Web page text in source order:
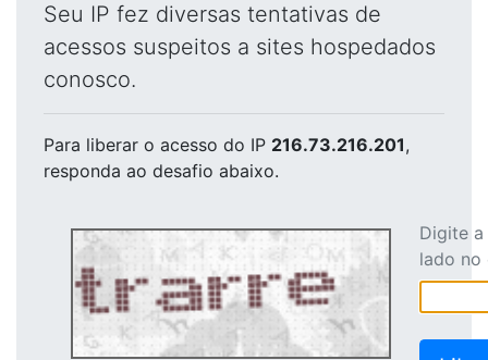
Seu IP fez diversas tentativas de
acessos suspeitos a sites hospedados
conosco.
Para liberar o acesso do IP 216.73.216.201,
responda ao desafio abaixo.
Digite
lado no